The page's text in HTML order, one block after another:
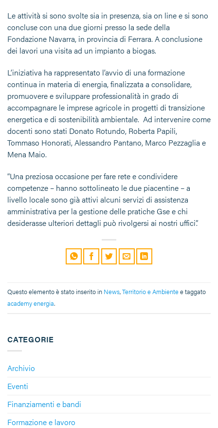
CATEGORIE
Archivio
Eventi
Finanziamenti e bandi
Formazione e lavoro
Le attività si sono svolte sia in presenza, sia on line e si sono
concluse con una due giorni presso la sede della
Fondazione Navarra, in provincia di Ferrara. A conclusione
dei lavori una visita ad un impianto a biogas.
L’iniziativa ha rappresentato l’avvio di una formazione
continua in materia di energia, finalizzata a consolidare,
promuovere e sviluppare professionalità in grado di
accompagnare le imprese agricole in progetti di transizione
energetica e di sostenibilità ambientale. Ad intervenire come
docenti sono stati Donato Rotundo, Roberta Papili,
Tommaso Honorati, Alessandro Pantano, Marco Pezzaglia e
Mena Maio.
“Una preziosa occasione per fare rete e condividere
competenze – hanno sottolineato le due piacentine – a
livello locale sono già attivi alcuni servizi di assistenza
amministrativa per la gestione delle pratiche Gse e chi
desiderasse ulteriori dettagli può rivolgersi ai nostri uffici”.
Questo elemento è stato inserito in News,Territorio e Ambientee taggato
academy energia.